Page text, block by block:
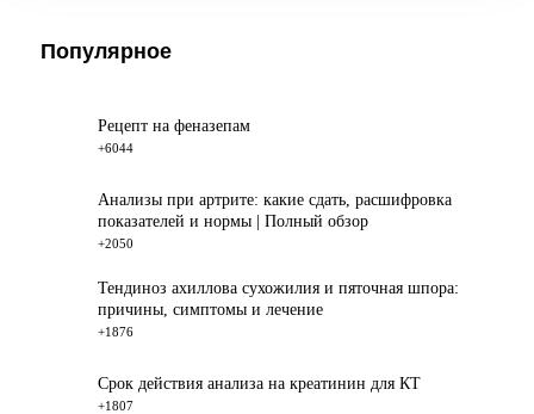
Популярное
Рецепт на феназепам
+6044
Анализы при артрите: какие сдать, расшифровка
показателей и нормы | Полный обзор
+2050
Тендиноз ахиллова сухожилия и пяточная шпора:
причины, симптомы и лечение
+1876
Срок действия анализа на креатинин для КТ
+1807